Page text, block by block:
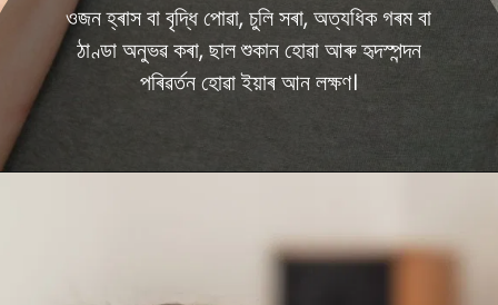
ওজন হ্ৰাস বা বৃদ্ধি পোৱা, চুলি সৰা, অত্যধিক গৰম বা
ঠাণ্ডা অনুভৱ কৰা, ছাল শুকান হোৱা আৰু হৃদস্পন্দন
পৰিৱৰ্তন হোৱা ইয়াৰ আন লক্ষণ।